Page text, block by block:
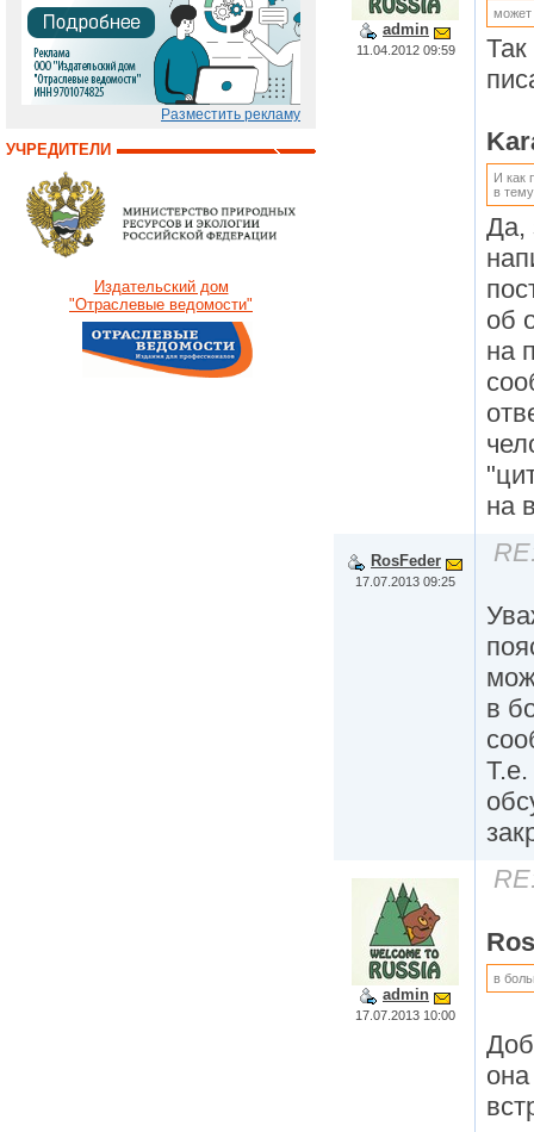
Разместить рекламу
УЧРЕДИТЕЛИ
Издательский дом
"Отраслевые ведомости"
admin
11.04.2012 09:59
может
И как
в
Да,
об
на
на
RosFeder
17.07.2013 09:25
в
Т.е.
admin
17.07.2013 10:00
в